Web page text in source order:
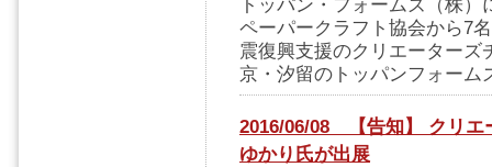
トッパン・フォームズ（株
ペーパークラフト協会から7
震復興支援のクリエーターズ
京・汐留のトッパンフォー
2016/06/08 【告知】 クリエ
ゆかり氏が出展